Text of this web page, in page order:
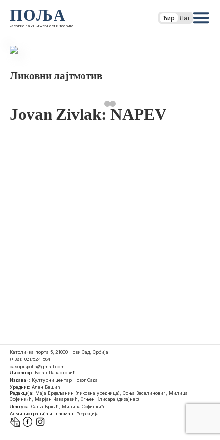
ПОЉА
часопис за књижевност и теорију
Ћир Лат
Ликовни лајтмотив
Jovan Zivlak: NAPEV
Католичка порта 5, 21000 Нови Сад, Србија
(+381) 021/524-584
casopispolja@gmail.com
Директор: Бојан Панаотовић
Издавач: Културни центар Новог Сада
Уредник: Ален Бешић
Редакција: Маја Ердељанин (ликовна уредница), Соња Веселиновић, Милица
Софинкић, Марјан Чакаревић, Огњен Клисара (дизајнер)
Лектура: Сања Бркић, Милица Софинкић
Администрација и пласман: Редакција